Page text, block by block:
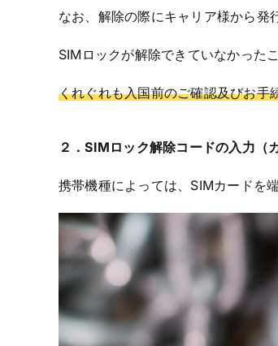
なお、解除の際にキャリア様から発
SIMロックが解除できていなかった
くれぐれも入国前のご確認及びお手
２．SIMロック解除コードの入力（
携帯機種によっては、SIMカードを